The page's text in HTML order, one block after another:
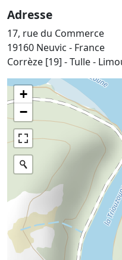
Adresse
17, rue du Commerce
19160 Neuvic - France
Corrèze [19] - Tulle -
+
−